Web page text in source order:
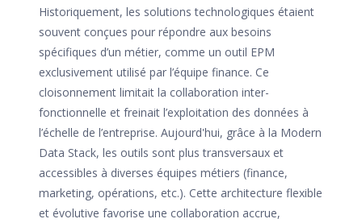
Historiquement, les solutions technologiques étaient
souvent conçues pour répondre aux besoins
spécifiques d’un métier, comme un outil EPM
exclusivement utilisé par l’équipe finance. Ce
cloisonnement limitait la collaboration inter-
fonctionnelle et freinait l’exploitation des données à
l’échelle de l’entreprise. Aujourd'hui, grâce à la Modern
Data Stack, les outils sont plus transversaux et
accessibles à diverses équipes métiers (finance,
marketing, opérations, etc.). Cette architecture flexible
et évolutive favorise une collaboration accrue,